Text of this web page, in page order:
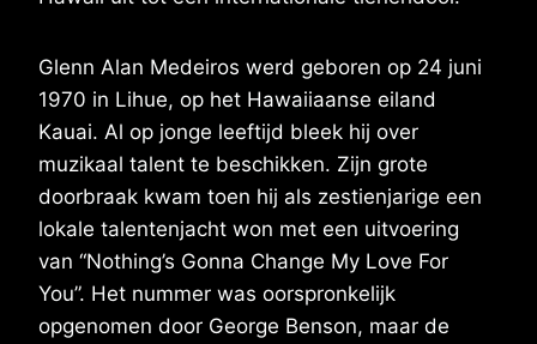
Glenn Alan Medeiros werd geboren op 24 juni
1970 in Lihue, op het Hawaiiaanse eiland
Kauai. Al op jonge leeftijd bleek hij over
muzikaal talent te beschikken. Zijn grote
doorbraak kwam toen hij als zestienjarige een
lokale talentenjacht won met een uitvoering
van “Nothing’s Gonna Change My Love For
You”. Het nummer was oorspronkelijk
opgenomen door George Benson, maar de